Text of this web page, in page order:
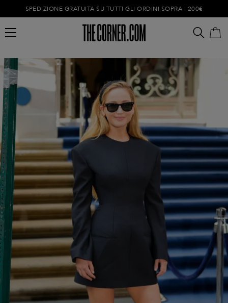
SPEDIZIONE GRATUITA SU TUTTI GLI ORDINI SOPRA I 200€
Carrello vuoto